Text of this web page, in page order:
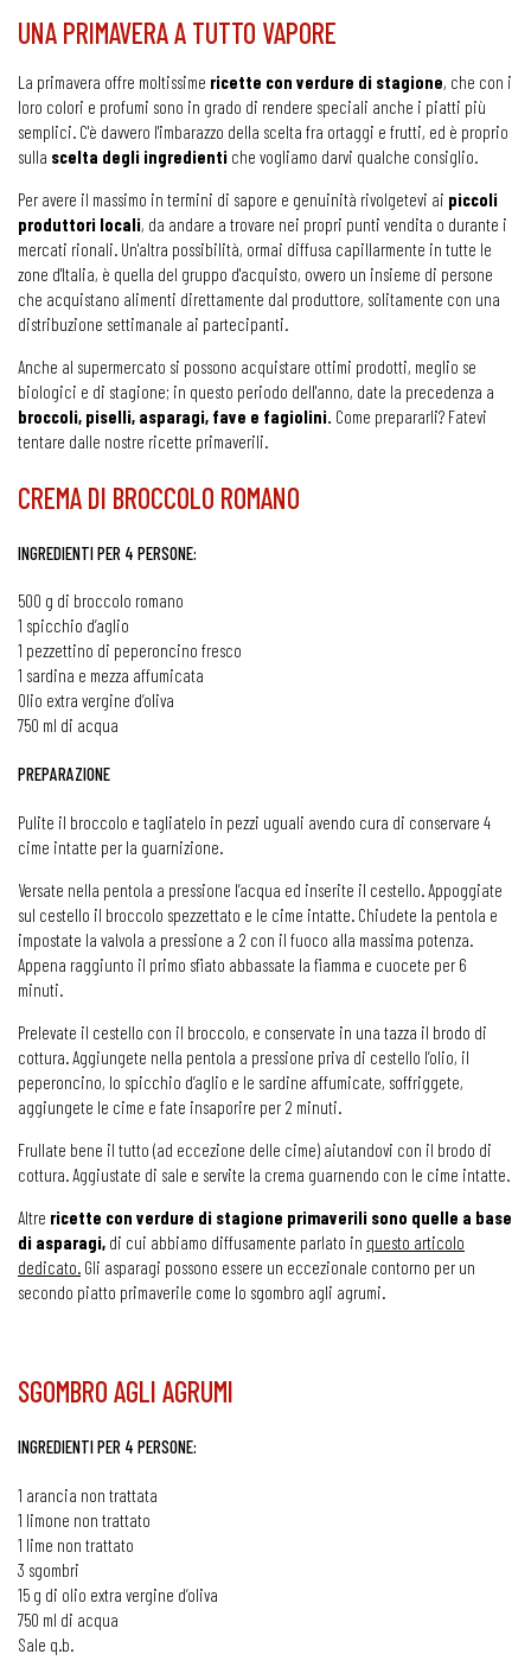
UNA PRIMAVERA A TUTTO VAPORE
La primavera offre moltissime ricette con verdure di stagione, che con i
loro colori e profumi sono in grado di rendere speciali anche i piatti più
semplici. C'è davvero l'imbarazzo della scelta fra ortaggi e frutti, ed è proprio
sulla scelta degli ingredienti che vogliamo darvi qualche consiglio.
Per avere il massimo in termini di sapore e genuinità rivolgetevi ai piccoli
produttori locali, da andare a trovare nei propri punti vendita o durante i
mercati rionali. Un'altra possibilità, ormai diffusa capillarmente in tutte le
zone d'Italia, è quella del gruppo d'acquisto, ovvero un insieme di persone
che acquistano alimenti direttamente dal produttore, solitamente con una
distribuzione settimanale ai partecipanti.
Anche al supermercato si possono acquistare ottimi prodotti, meglio se
biologici e di stagione; in questo periodo dell'anno, date la precedenza a
broccoli, piselli, asparagi, fave e fagiolini. Come prepararli? Fatevi
tentare dalle nostre ricette primaverili.
CREMA DI BROCCOLO ROMANO
INGREDIENTI PER 4 PERSONE:
500 g di broccolo romano
1 spicchio d’aglio
1 pezzettino di peperoncino fresco
1 sardina e mezza affumicata
Olio extra vergine d’oliva
750 ml di acqua
PREPARAZIONE
Pulite il broccolo e tagliatelo in pezzi uguali avendo cura di conservare 4
cime intatte per la guarnizione.
Versate nella pentola a pressione l’acqua ed inserite il cestello. Appoggiate
sul cestello il broccolo spezzettato e le cime intatte. Chiudete la pentola e
impostate la valvola a pressione a 2 con il fuoco alla massima potenza.
Appena raggiunto il primo sfiato abbassate la fiamma e cuocete per 6
minuti.
Prelevate il cestello con il broccolo, e conservate in una tazza il brodo di
cottura. Aggiungete nella pentola a pressione priva di cestello l’olio, il
peperoncino, lo spicchio d’aglio e le sardine affumicate, soffriggete,
aggiungete le cime e fate insaporire per 2 minuti.
Frullate bene il tutto (ad eccezione delle cime) aiutandovi con il brodo di
cottura. Aggiustate di sale e servite la crema guarnendo con le cime intatte.
Altre ricette con verdure di stagione primaverili sono quelle a base
di asparagi, di cui abbiamo diffusamente parlato in questo articolo
dedicato. Gli asparagi possono essere un eccezionale contorno per un
secondo piatto primaverile come lo sgombro agli agrumi.
SGOMBRO AGLI AGRUMI
INGREDIENTI PER 4 PERSONE:
1 arancia non trattata
1 limone non trattato
1 lime non trattato
3 sgombri
15 g di olio extra vergine d’oliva
750 ml di acqua
Sale q.b.